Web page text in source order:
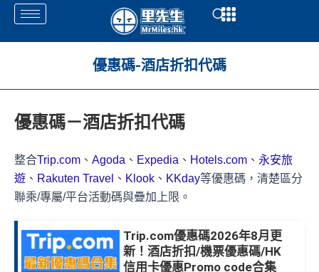
Skip
content
Open
優惠碼-酒店折扣代碼
優惠碼－酒店折扣代碼
整合Trip.com 、 Agoda 、 Expedia 、 Hotels.com 、 永安旅
遊 、 Rakuten Travel 、 Klook 、 KKday等優惠碼，清楚區分
聯乘/專屬/平台活動碼與疊加上限。
Trip.com優惠碼2026年8月更
新！酒店折扣/機票優惠碼/HK
信用卡優惠Promo code合集